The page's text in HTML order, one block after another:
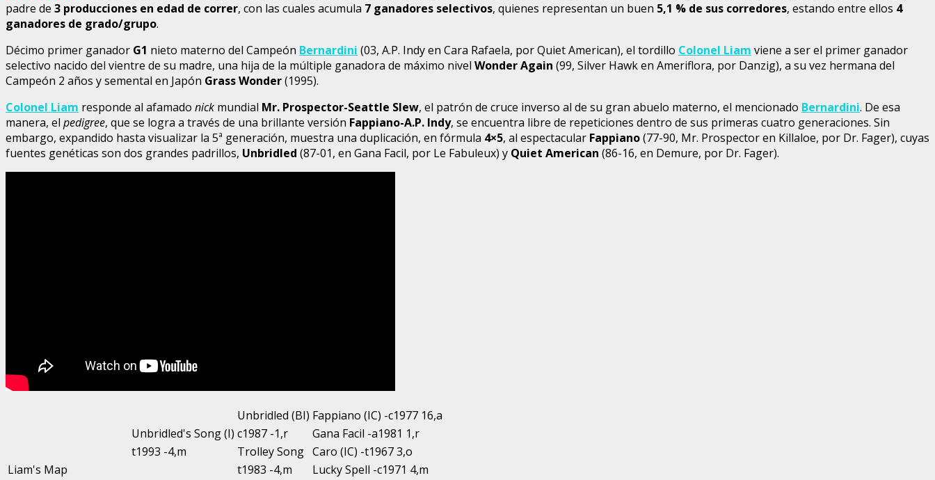
padre de 3 producciones en edad de correr, con las cuales acumula 7 ganadores selectivos, quienes representan un buen 5,1 % de sus corredores, estando entre ellos 4
ganadores de grado/grupo.
Décimo primer ganador G1 nieto materno del Campeón Bernardini (03, A.P. Indy en Cara Rafaela, por Quiet American), el tordillo Colonel Liam viene a ser el primer ganador
selectivo nacido del vientre de su madre, una hija de la múltiple ganadora de máximo nivel Wonder Again (99, Silver Hawk en Ameriflora, por Danzig), a su vez hermana del
Campeón 2 años y semental en Japón Grass Wonder(1995).
Colonel Liam responde al afamado nick mundial Mr. Prospector-Seattle Slew, el patrón de cruce inverso al de su gran abuelo materno, el mencionado Bernardini. De esa
manera, el pedigree, que se logra a través de una brillante versión Fappiano-A.P. Indy, se encuentra libre de repeticiones dentro de sus primeras cuatro generaciones. Sin
embargo, expandido hasta visualizar la 5ª generación, muestra una duplicación, en fórmula 4×5, al espectacular Fappiano(77-90, Mr. Prospector en Killaloe, por Dr. Fager), cuyas
fuentes genéticas son dos grandes padrillos, Unbridled (87-01, en Gana Facil, por Le Fabuleux) y Quiet American (86-16, en Demure, por Dr. Fager).
Unbridled (BI) Fappiano (IC) -c1977 16,a
Unbridled's Song (I) c1987 -1,r
Gana Facil -a1981 1,r
t1993 -4,m
Trolley Song Caro (IC) -t1967 3,o
Liam's Map
t1983 -4,m
Lucky Spell -c1971 4,m